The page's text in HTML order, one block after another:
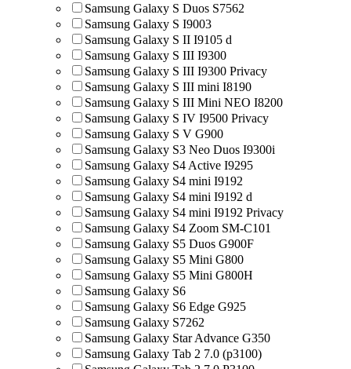
Samsung Galaxy S Duos S7562
Samsung Galaxy S I9003
Samsung Galaxy S II I9105 d
Samsung Galaxy S III I9300
Samsung Galaxy S III I9300 Privacy
Samsung Galaxy S III mini I8190
Samsung Galaxy S III Mini NEO I8200
Samsung Galaxy S IV I9500 Privacy
Samsung Galaxy S V G900
Samsung Galaxy S3 Neo Duos I9300i
Samsung Galaxy S4 Active I9295
Samsung Galaxy S4 mini I9192
Samsung Galaxy S4 mini I9192 d
Samsung Galaxy S4 mini I9192 Privacy
Samsung Galaxy S4 Zoom SM-C101
Samsung Galaxy S5 Duos G900F
Samsung Galaxy S5 Mini G800
Samsung Galaxy S5 Mini G800H
Samsung Galaxy S6
Samsung Galaxy S6 Edge G925
Samsung Galaxy S7262
Samsung Galaxy Star Advance G350
Samsung Galaxy Tab 2 7.0 (p3100)